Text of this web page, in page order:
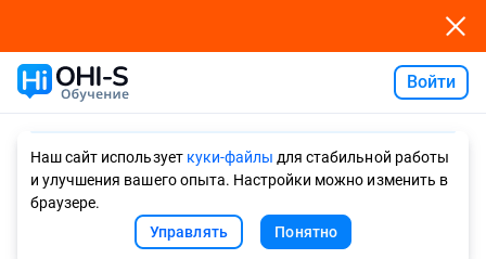
Войти
Наш сайт использует куки-файлы для стабильной работы
и улучшения вашего опыта. Настройки можно изменить в
браузере.
Управлять
Понятно